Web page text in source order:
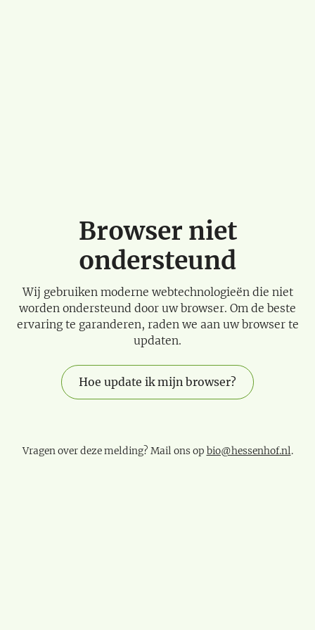
Browser niet
ondersteund
Wij gebruiken moderne webtechnologieën die niet
worden ondersteund door uw browser. Om de beste
ervaring te garanderen, raden we aan uw browser te
updaten.
Hoe update ik mijn browser?
Vragen over deze melding? Mail ons op bio@hessenhof.nl.